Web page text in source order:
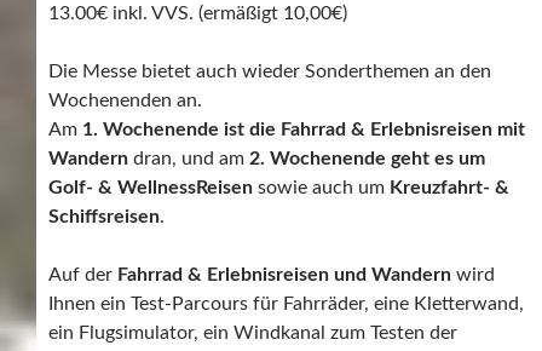
13.00€ inkl. VVS. (ermäßigt 10,00€)
Die Messe bietet auch wieder Sonderthemen an den
Wochenenden an.
Am 1. Wochenende ist die Fahrrad & Erlebnisreisen mit
Wandern dran, und am 2. Wochenende geht es um
Golf- & WellnessReisen sowie auch um Kreuzfahrt- &
Schiffsreisen.
Auf der Fahrrad & Erlebnisreisen und Wandern wird
Ihnen ein Test-Parcours für Fahrräder, eine Kletterwand,
ein Flugsimulator, ein Windkanal zum Testen der